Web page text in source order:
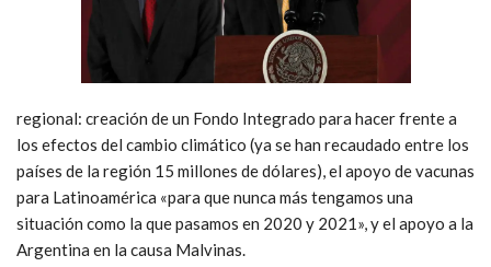
regional: creación de un Fondo Integrado para hacer frente a
los efectos del cambio climático (ya se han recaudado entre los
países de la región 15 millones de dólares), el apoyo de vacunas
para Latinoamérica «para que nunca más tengamos una
situación como la que pasamos en 2020 y 2021», y el apoyo a la
Argentina en la causa Malvinas.